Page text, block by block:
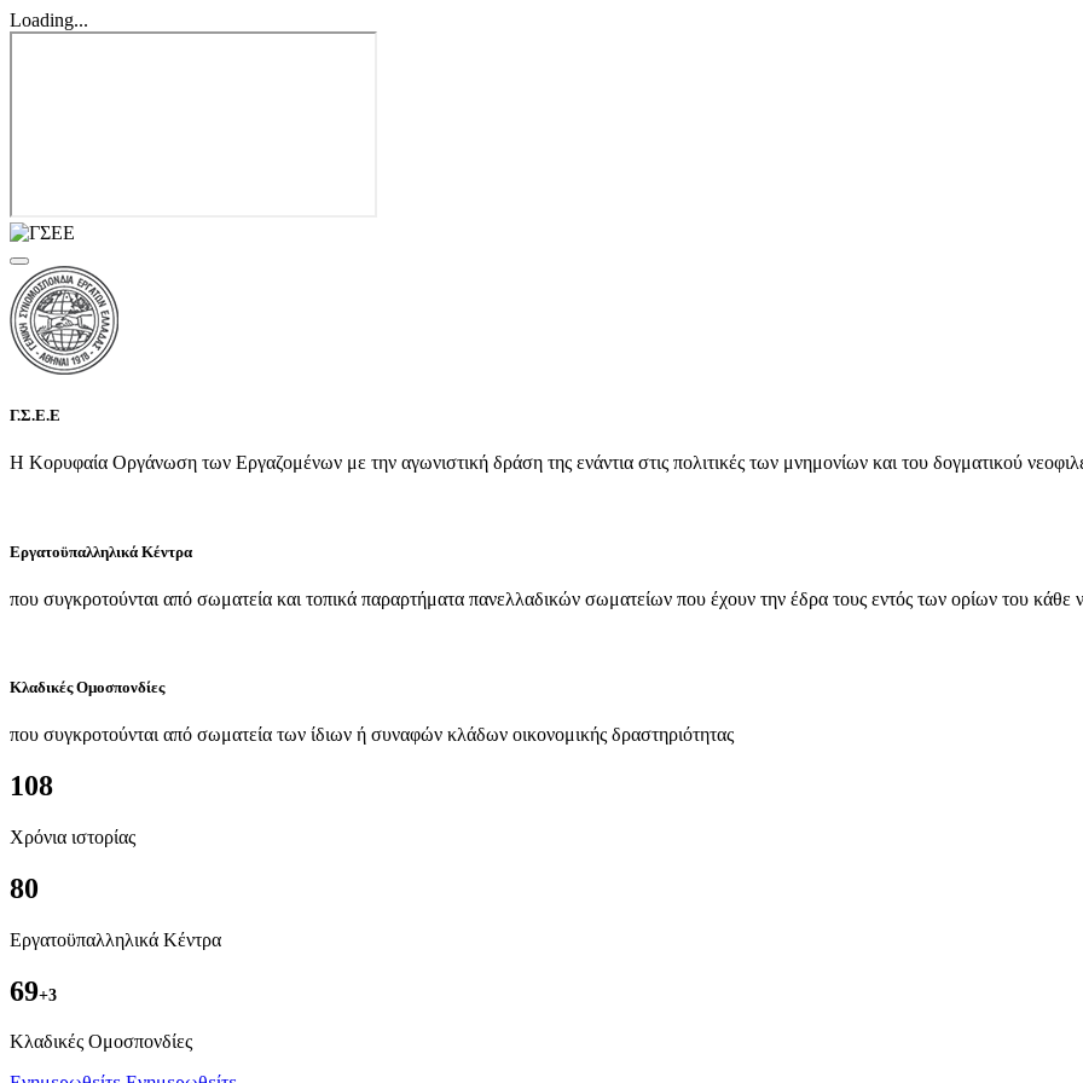
Loading...
Γ.Σ.Ε.Ε
Η Κορυφαία Οργάνωση των Εργαζομένων με την αγωνιστική δράση της ενάντια στις πολιτικές των μνημονίων και του δογματικού
Εργατοϋπαλληλικά Κέντρα
που συγκροτούνται από σωματεία και τοπικά παραρτήματα πανελλαδικών σωματείων που έχουν την έδρα τους εντός των ορίων του κάθε
Κλαδικές Ομοσπονδίες
που συγκροτούνται από σωματεία των ίδιων ή συναφών κλάδων οικονομικής δραστηριότητας
108
Χρόνια ιστορίας
80
Εργατοϋπαλληλικά Κέντρα
69+3
Kλαδικές Ομοσπονδίες